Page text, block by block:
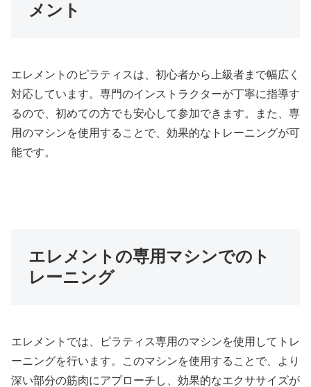
メント
エレメントのピラティスは、初心者から上級者まで幅広く
対応しています。専門のインストラクターが丁寧に指導す
るので、初めての方でも安心して参加できます。また、専
用のマシンを使用することで、効果的なトレーニングが可
能です。
エレメントの専用マシンでのト
レーニング
エレメントでは、ピラティス専用のマシンを使用してトレ
ーニングを行います。このマシンを使用することで、より
深い部分の筋肉にアプローチし、効果的なエクササイズが